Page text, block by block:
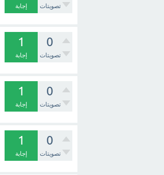
تصويتات إجابة
0
تصويتات
1
إجابة
0
تصويتات
1
إجابة
0
تصويتات
1
إجابة